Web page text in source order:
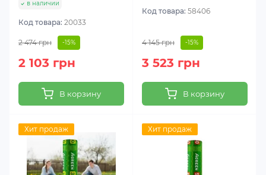
в наличии
Код товара: 20033
2 474 грн -15%
2 103 грн
В корзину
Код товара: 58406
4 145 грн -15%
3 523 грн
В корзину
Хит продаж Хит продаж